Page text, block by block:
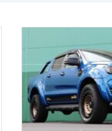
không, dùng được